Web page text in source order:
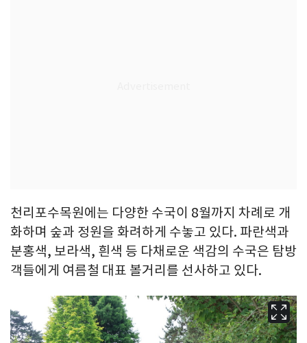
천리포수목원에는 다양한 수국이 8월까지 차례로 개
화하며 숲과 정원을 화려하게 수놓고 있다. 파란색과
분홍색, 보라색, 흰색 등 다채로운 색감의 수국은 탐방
객들에게 여름철 대표 볼거리를 선사하고 있다.